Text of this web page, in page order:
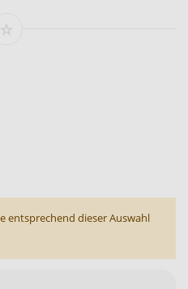
entsprechend dieser Auswahl